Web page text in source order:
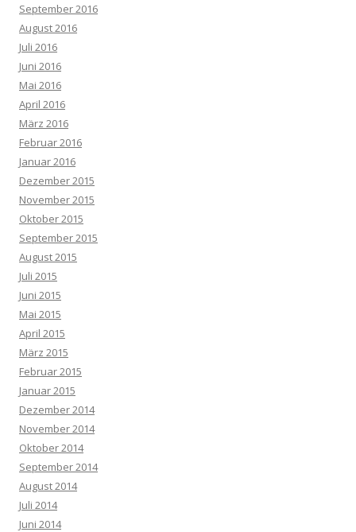
September 2016
August 2016
Juli 2016
Juni 2016
Mai 2016
April 2016
März 2016
Februar 2016
Januar 2016
Dezember 2015
November 2015
Oktober 2015
September 2015
August 2015
Juli 2015
Juni 2015
Mai 2015
April 2015
März 2015
Februar 2015
Januar 2015
Dezember 2014
November 2014
Oktober 2014
September 2014
August 2014
Juli 2014
Juni 2014